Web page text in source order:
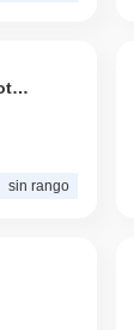
Aufin Protocol
sin rango